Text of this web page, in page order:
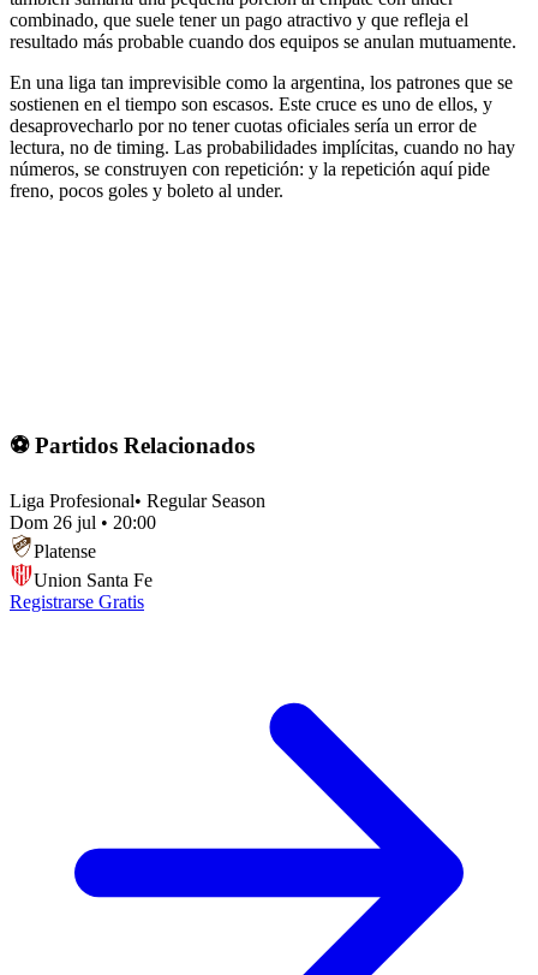
combinado, que suele tener un pago atractivo y que refleja el
resultado más probable cuando dos equipos se anulan mutuamente.
En una liga tan imprevisible como la argentina, los patrones que se
sostienen en el tiempo son escasos. Este cruce es uno de ellos, y
desaprovecharlo por no tener cuotas oficiales sería un error de
lectura, no de timing. Las probabilidades implícitas, cuando no hay
números, se construyen con repetición: y la repetición aquí pide
freno, pocos goles y boleto al under.
⚽ Partidos Relacionados
Liga Profesional• Regular Season
Dom 26 jul • 20:00
Platense
Union Santa Fe
Registrarse Gratis